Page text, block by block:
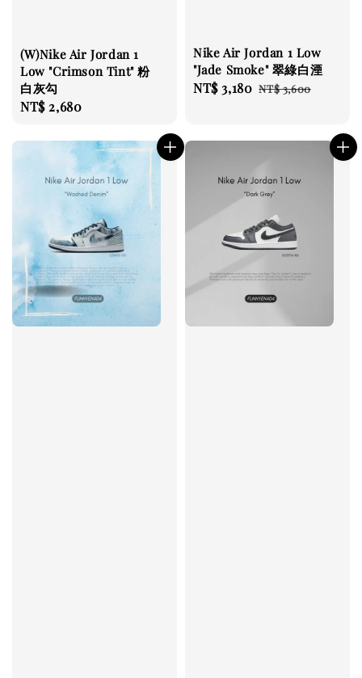
(W)Nike Air Jordan 1
Low "Crimson Tint" 粉
白灰勾
Regular
NT$ 2,680
Nike Air Jordan 1 Low
"Jade Smoke" 翠綠白湮
Sale
NT$ 3,180 Regular
NT$ 3,600